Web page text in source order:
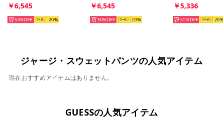
￥6,545
50% 20
￥6,545
50% 20
￥5,336
51% 20
ジャージ・スウェットパンツの人気アイテム
現在おすすめアイテムはありません。
GUESSの人気アイテム